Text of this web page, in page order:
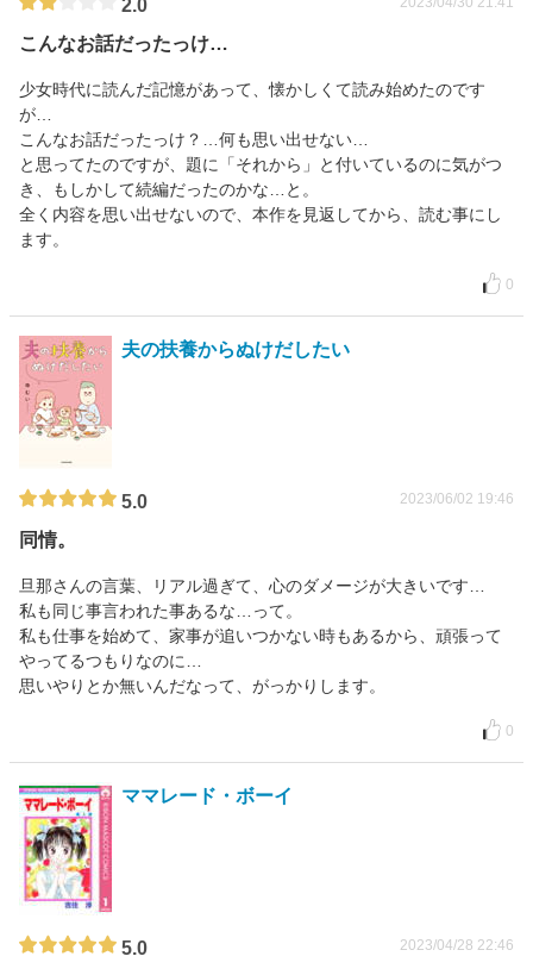
2.0
こんなお話だったっけ…
少女時代に読んだ記憶があって、懐かしくて読み始めたのです
が…
こんなお話だったっけ？…何も思い出せない…
と思ってたのですが、題に「それから」と付いているのに気がつ
き、もしかして続編だったのかな…と。
全く内容を思い出せないので、本作を見返してから、読む事にし
ます。
0
夫の扶養からぬけだしたい
5.0 2023/06/02 19:46
同情。
旦那さんの言葉、リアル過ぎて、心のダメージが大きいです…
私も同じ事言われた事あるな…って。
私も仕事を始めて、家事が追いつかない時もあるから、頑張って
やってるつもりなのに…
思いやりとか無いんだなって、がっかりします。
0
ママレード・ボーイ
5.0 2023/04/28 22:46